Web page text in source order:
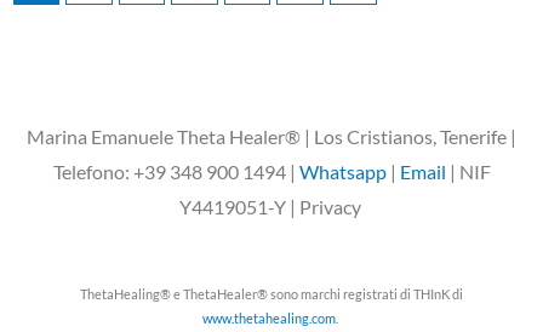
Marina Emanuele Theta Healer® | Los Cristianos, Tenerife |
Telefono: +39 348 900 1494 | Whatsapp| Email | NIF
Y4419051-Y | Privacy
ThetaHealing® e ThetaHealer® sono marchi registrati di THInK di
www.thetahealing.com